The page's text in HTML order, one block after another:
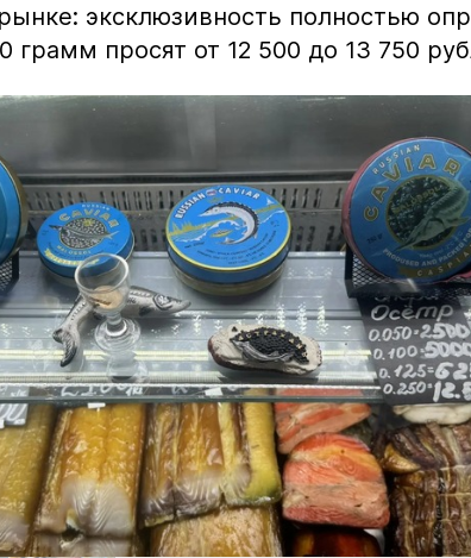
эксклюзивность полностью
грамм просят от 12 500 до 13 750